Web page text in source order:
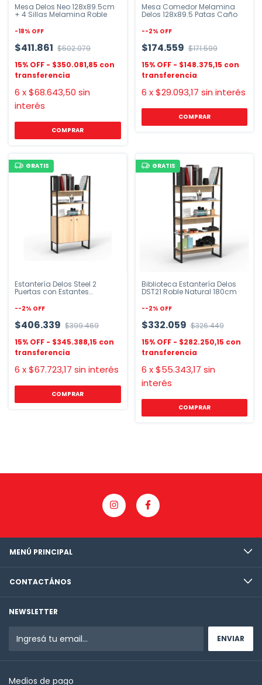
Mesa Delos Neo 128x89.5cm
+ 4 Sillas Melamina Roble
-18% OFF
$411.861 $502.079
$350.081,85
6 x$68.643,50 sin
interés
COMPRAR
Mesa Comedor Melamina
Delos 128x89.5 Patas Caño
--2% OFF
$174.559 $171.599
$148.375,15
6 x$29.093,17 sin interés
COMPRAR
GRATIS
Estantería Delos Steel 2
Puertas con Estantes
--2% OFF
$406.339 $399.469
$345.388,15
6 x$67.723,17 sin interés
COMPRAR
GRATIS
Biblioteca Estantería Delos
DST21 Roble Natural 180cm
--2% OFF
$332.059 $326.449
$282.250,15
6 x$55.343,17 sin
interés
MENÚ PRINCIPAL
CONTACTÁNOS
NEWSLETTER
Medios de pago